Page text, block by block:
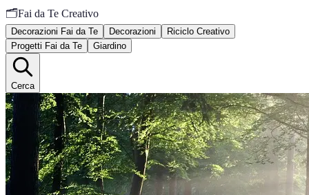
🗂️Fai da Te Creativo
Decorazioni Fai da Te Decorazioni
Riciclo Creativo
Progetti Fai da Te
Giardino
Cerca